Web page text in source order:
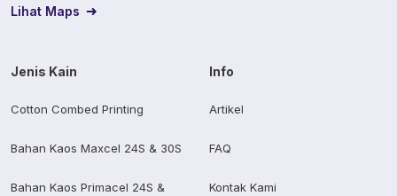
Lihat Maps
Jenis Kain
Cotton Combed Printing
Bahan Kaos Maxcel 24S & 30S
Bahan Kaos Primacel 24S &
Info
Artikel
FAQ
Kontak Kami